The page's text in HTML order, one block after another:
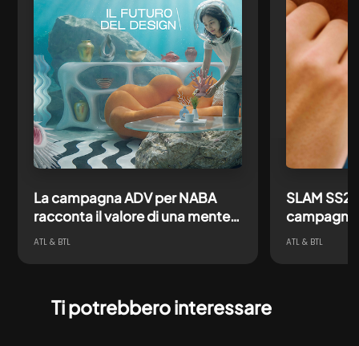
ATL & BTL
La campagna ADV per NABA
racconta il valore di una mente
creativa pronta ad affrontare
ATL & BTL
SLAM
direzione
Ti potrebbero interessare